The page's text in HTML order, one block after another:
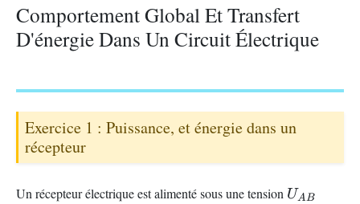
Comportement Global Et Transfert
D'énergie Dans Un Circuit Électrique
Exercice 1 : Puissance, et énergie dans un
récepteur
Un récepteur électrique est alimenté sous une tension U_{AB}
UAB